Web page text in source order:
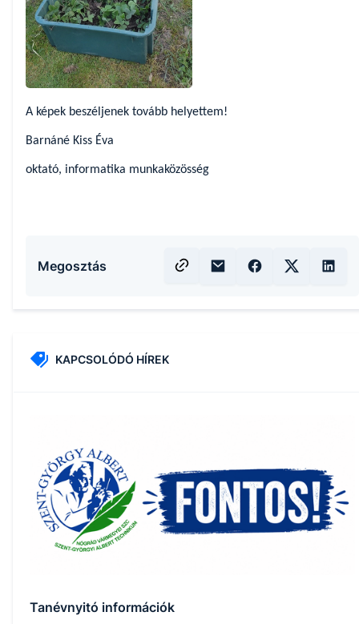
A képek beszéljenek tovább helyettem!
Barnáné Kiss Éva
oktató, informatika munkaközösség
Megosztás
KAPCSOLÓDÓ HÍREK
Tanévnyitó információk